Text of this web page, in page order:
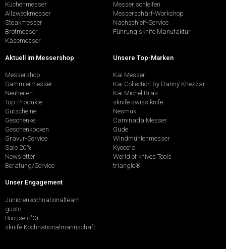
Küchenmesser
Allzweckmesser
Steakmesser
Brotmesser
Käsemesser
Messer schleifen
Messerschärf-Workshop
Nachschleif-Service
Führung sknife Manufaktur
Aktuell im Messershop
Messershop
Sammlermesser
Neuheiten
Top-Produkte
Gutscheine
Geschenke
Geschenkboxen
Gravur-Service
Sale 20%
Newsletter
Beratung/Service
Unsere Top-Marken
Kai Messer
Kai Collection by Danny Khezzar
Kai Michel Bras
sknife swiss knife
Nesmuk
Caminada Messer
Güde
Windmühlenmesser
Kyocera
World of knives Tools
triangle®
Unser Engagement
Juniorenkochnationalteam
gusto
Bocuse d'Or
sknife-Kochnationalmannschaft